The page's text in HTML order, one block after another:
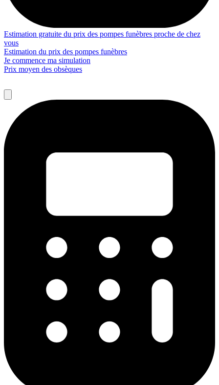
Estimation gratuite du prix des pompes funèbres proche de chez
vous
Estimation du prix des pompes funèbres
Je commence ma simulation
Prix moyen des obsèques